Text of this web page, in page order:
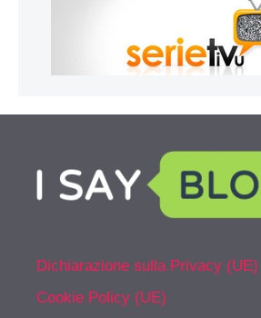
Dichiarazione sulla Privacy (UE)
Cookie Policy (UE)